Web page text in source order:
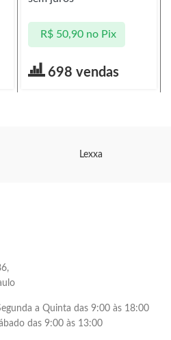
R$50,90 no Pix
698 vendas
Lexxa
a Quinta das 9:00 às 18:00
das 9:00 às 13:00